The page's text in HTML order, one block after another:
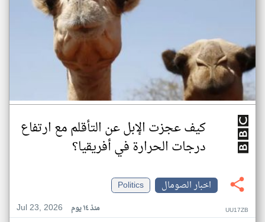
كيف عجزت الإبل عن التأقلم مع ارتفاع
درجات الحرارة في أفريقيا؟
اخبار الصومال
Politics
Jul 23, 2026
منذ ١٤ يوم UU17ZB